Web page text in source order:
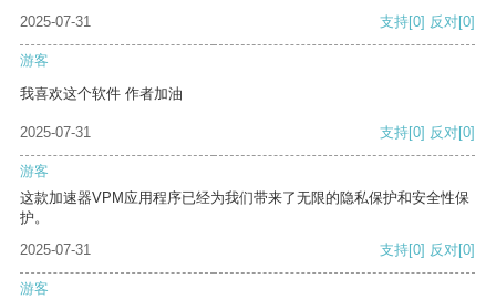
2025-07-31
支持[0] 反对[0]
游客
我喜欢这个软件 作者加油
2025-07-31 支持[0] 反对[0]
游客
这款加速器VPM应用程序已经为我们带来了无限的隐私保护和安全性保
护。
2025-07-31
支持[0] 反对[0]
游客